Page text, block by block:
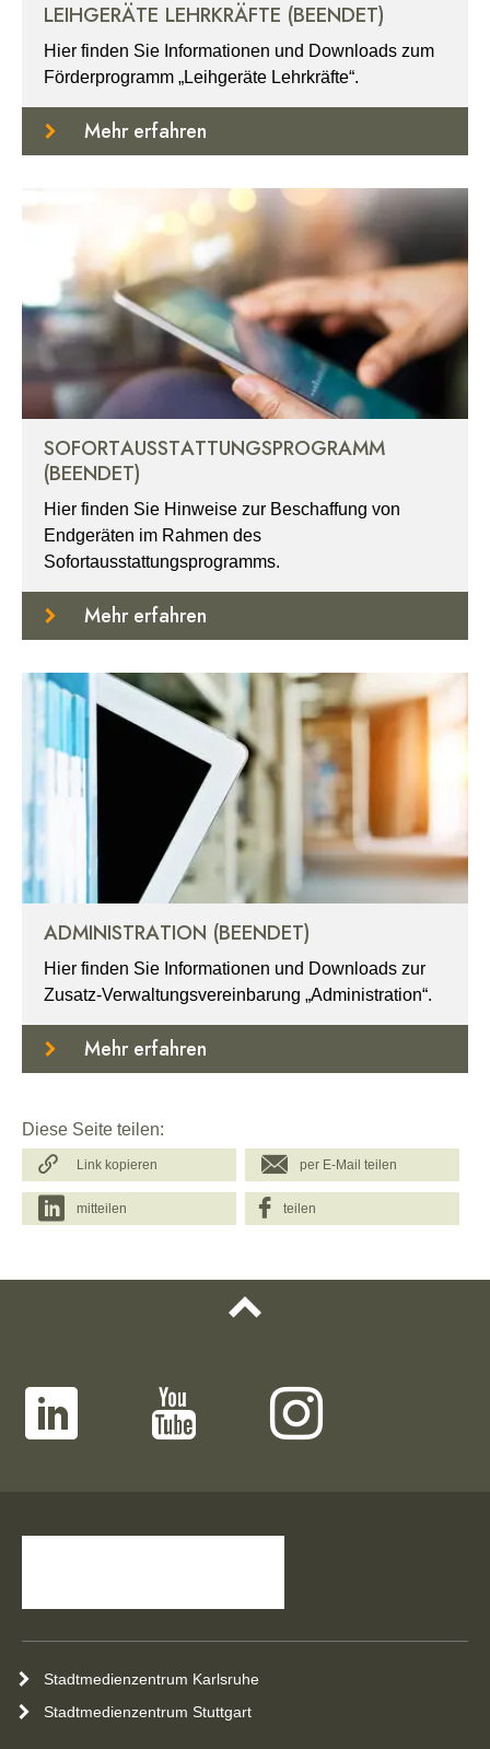
LEIHGERÄTE LEHRKRÄFTE (BEENDET)
Hier finden Sie Informationen und Downloads zum
Förderprogramm „Leihgeräte Lehrkräfte“.
Mehr erfahren
SOFORTAUSSTATTUNGSPROGRAMM
(BEENDET)
Hier finden Sie Hinweise zur Beschaffung von
Endgeräten im Rahmen des
Sofortausstattungsprogramms.
Mehr erfahren
ADMINISTRATION (BEENDET)
Hier finden Sie Informationen und Downloads zur
Zusatz-Verwaltungsvereinbarung „Administration“.
Mehr erfahren
Diese Seite teilen:
Link kopieren per E-Mail teilen
mitteilen teilen
Stadtmedienzentrum Karlsruhe
Stadtmedienzentrum Stuttgart